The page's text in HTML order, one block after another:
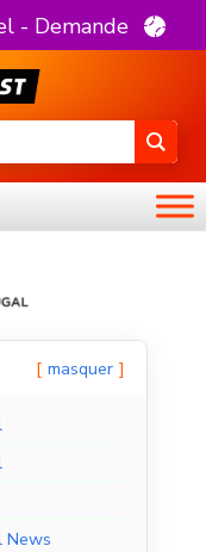
- Demande
masquer
News